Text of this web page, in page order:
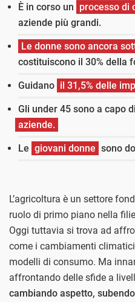
È in corso un processo di
aziende più grandi.
Le donne sono ancora
costituiscono il 30% della
Guidano il 31,5% delle
Gli under 45 sono a capo
aziende.
Le giovani donne sono
L’agricoltura è un settore
ruolo di primo piano nella
Oggi tuttavia si trova ad
come i cambiamenti
modelli di consumo. Ma
affrontando delle sfide a
cambiando aspetto,